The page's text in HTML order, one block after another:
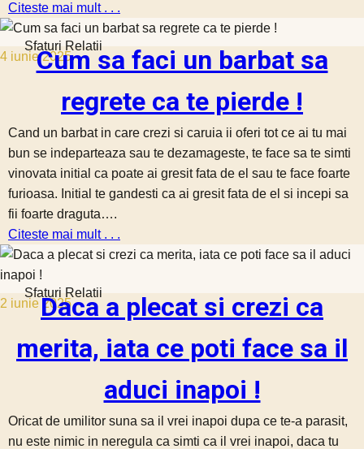
Citeste mai mult . . .
4 iunie 2025
Sfaturi Relatii
Cum sa faci un barbat sa
regrete ca te pierde !
Cand un barbat in care crezi si caruia ii oferi tot ce ai tu mai
bun se indeparteaza sau te dezamageste, te face sa te simti
vinovata initial ca poate ai gresit fata de el sau te face foarte
furioasa. Initial te gandesti ca ai gresit fata de el si incepi sa
fii foarte draguta….
Citeste mai mult . . .
2 iunie 2025
Sfaturi Relatii
Daca a plecat si crezi ca
merita, iata ce poti face sa il
aduci inapoi !
Oricat de umilitor suna sa il vrei inapoi dupa ce te-a parasit,
nu este nimic in neregula ca simti ca il vrei inapoi, daca tu